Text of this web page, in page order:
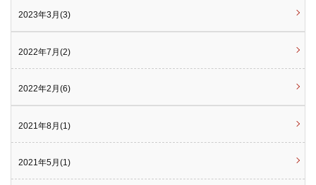
2023年3月(3)
2022年7月(2)
2022年2月(6)
2021年8月(1)
2021年5月(1)